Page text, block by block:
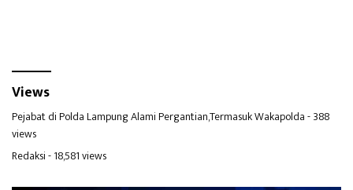
Views
Pejabat di Polda Lampung Alami Pergantian,Termasuk Wakapolda- 388
views
Redaksi- 18,581 views